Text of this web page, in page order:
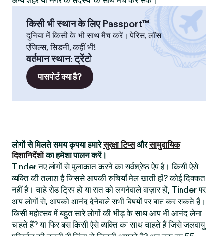
किसी भी स्थान के लिए Passport™
दुनिया में किसी के भी साथ मैच करें। पेरिस, लॉस
एंजिल्स, सिडनी, कहीं भी!
वर्तमान स्थान:ट्रेंटो
पासपोर्ट क्या है?
लोगों से मिलते समय कृपया हमारेसुरक्षा टिप्सऔरसामुदायिक
दिशानिर्देशोंका हमेशा पालन करें।
Tinder नए लोगों से मुलाकात करने का सर्वश्रेष्ठ ऐप है। किसी ऐसे
व्यक्ति की तलाश है जिससे आपकी रुचियाँ मेल खाती हों? कोई दिक्कत
नहीं है। चाहे रोड ट्रिप हो या रात को लगनेवाले बाज़ार हों, Tinder पर
आप लोगों से, आपको आनंद देनेवाले सभी विषयों पर बात कर सकते हैं।
किसी महोत्सव में बहुत सारे लोगों की भीड़ के साथ आप भी आनंद लेना
चाहते हैं? या फिर बस किसी ऐसे व्यक्ति का साथ चाहते हैं जिसे जलवायु